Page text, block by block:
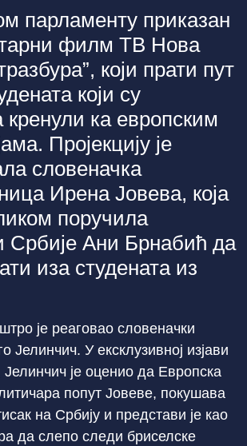
парламенту приказан
филм ТВ Нова
који прати пут
који су
ка европским
Пројекцију је
словеначка
Ирена Јовева, која
поручила
Србије Ани Брнабић да
иза студената из
је реаговао словеначки
Јелинчич. У ексклузивној изјави
је оценио да Европска
попут Јовеве, покушава
на Србију и представи је као
да слепо следи бриселске